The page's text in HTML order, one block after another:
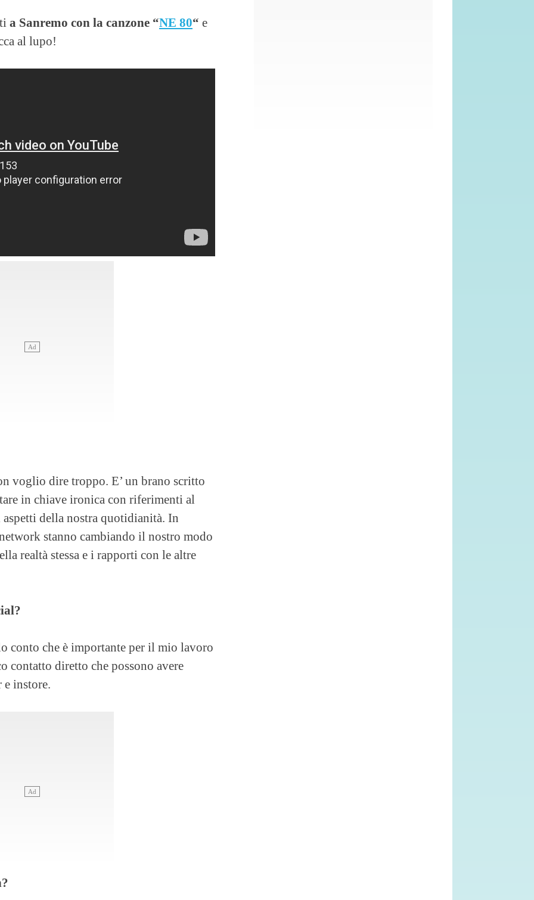
a Sanremo con la canzone “NE 80“ e
al lupo!
voglio dire troppo. E’ un brano scritto
in chiave ironica con riferimenti al
della nostra quotidianità. In
stanno cambiando il nostro modo
realtà stessa e i rapporti con le altre
conto che è importante per il mio lavoro
contatto diretto che possono avere
instore.